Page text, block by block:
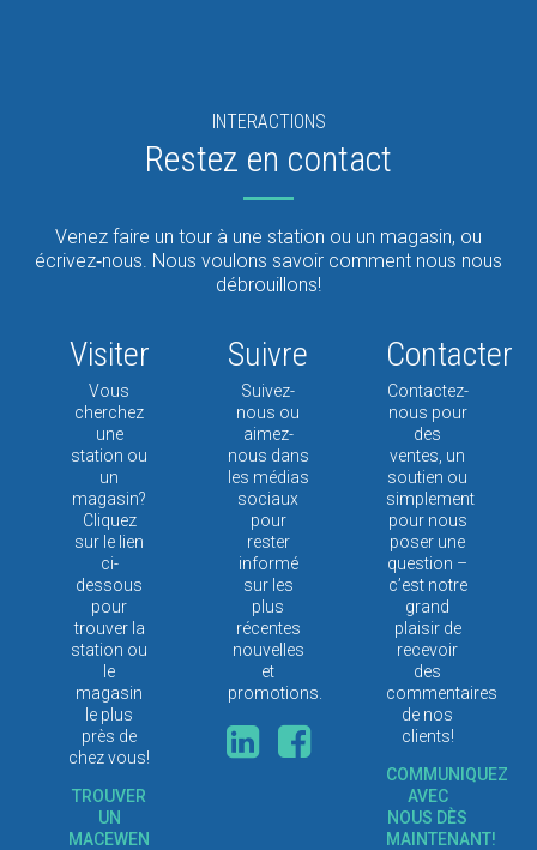
INTERACTIONS
Restez en contact
Venez faire un tour à une station ou un magasin, ou
écrivez‑nous. Nous voulons savoir comment nous nous
débrouillons!
Visiter
Vous
cherchez
une
station ou
un
magasin?
Cliquez
sur le lien
ci-
dessous
pour
trouver la
station ou
le
magasin
le plus
près de
chez vous!
TROUVER
UN
MACEWEN
Suivre
Suivez-
nous ou
aimez-
nous dans
les médias
sociaux
pour
rester
informé
sur les
plus
récentes
nouvelles
et
promotions.
Contacter
Contactez-
nous pour
des
ventes, un
soutien ou
simplement
pour nous
poser une
question –
c’est notre
grand
plaisir de
recevoir
des
commentaires
de nos
clients!
COMMUNIQUEZ
AVEC
NOUS DÈS
MAINTENANT!